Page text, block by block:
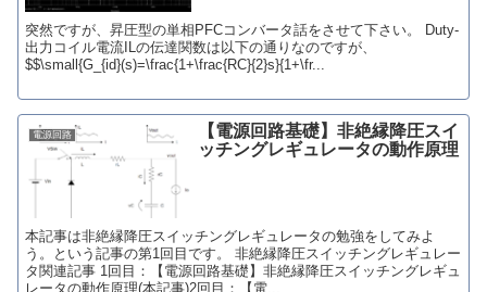
突然ですが、昇圧型の単相PFCコンバータ話をさせて下さい。 Duty-
出力コイル電流ILの伝達関数は以下の通りなのですが、
$$\small{G_{id}(s)=\frac{1+\frac{RC}{2}s}{1+\fr...
電源回路
【電源回路基礎】非絶縁降圧スイ
ッチングレギュレータの動作原理
本記事は非絶縁降圧スイッチングレギュレータの勉強をしてみよ
う。という記事の第1回目です。 非絶縁降圧スイッチングレギュレー
タ関連記事 1回目：【電源回路基礎】非絶縁降圧スイッチングレギュ
レータの動作原理(本記事)2回目：【電...